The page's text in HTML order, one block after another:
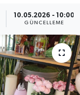
10.05.2026 - 10:00
GÜNCELLEME